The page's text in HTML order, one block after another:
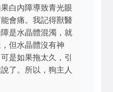
白內障導致青光眼
會痛。我記得獸醫
是水晶體混濁，就
但水晶體沒有神
是如果拖太久，引
了。所以，狗主人